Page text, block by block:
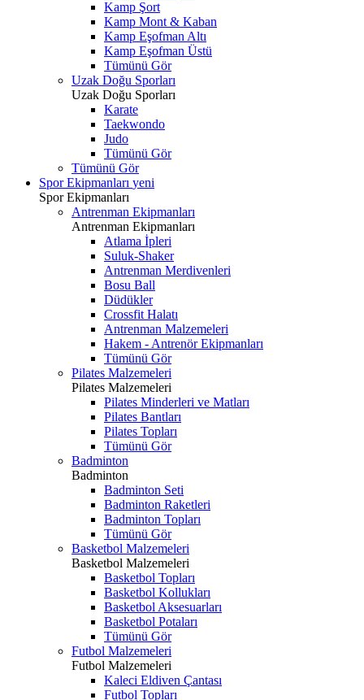
Kamp Şort
Kamp Mont & Kaban
Kamp Eşofman Altı
Kamp Eşofman Üstü
Tümünü Gör
Uzak Doğu Sporları
Uzak Doğu Sporları
Karate
Taekwondo
Judo
Tümünü Gör
Tümünü Gör
Spor Ekipmanları yeni
Spor Ekipmanları
Antrenman Ekipmanları
Antrenman Ekipmanları
Atlama İpleri
Suluk-Shaker
Antrenman Merdivenleri
Bosu Ball
Düdükler
Crossfit Halatı
Antrenman Malzemeleri
Hakem - Antrenör Ekipmanları
Tümünü Gör
Pilates Malzemeleri
Pilates Malzemeleri
Pilates Minderleri ve Matları
Pilates Bantları
Pilates Topları
Tümünü Gör
Badminton
Badminton
Badminton Seti
Badminton Raketleri
Badminton Topları
Tümünü Gör
Basketbol Malzemeleri
Basketbol Malzemeleri
Basketbol Topları
Basketbol Kollukları
Basketbol Aksesuarları
Basketbol Potaları
Tümünü Gör
Futbol Malzemeleri
Futbol Malzemeleri
Kaleci Eldiven Çantası
Futbol Topları